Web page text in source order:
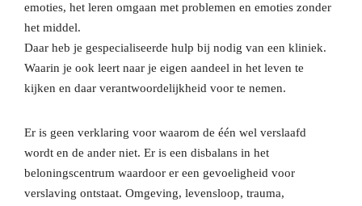
emoties, het leren omgaan met problemen en emoties zonder
het middel.
Daar heb je gespecialiseerde hulp bij nodig van een kliniek.
Waarin je ook leert naar je eigen aandeel in het leven te
kijken en daar verantwoordelijkheid voor te nemen.
Er is geen verklaring voor waarom de één wel verslaafd
wordt en de ander niet. Er is een disbalans in het
beloningscentrum waardoor er een gevoeligheid voor
verslaving ontstaat. Omgeving, levensloop, trauma,